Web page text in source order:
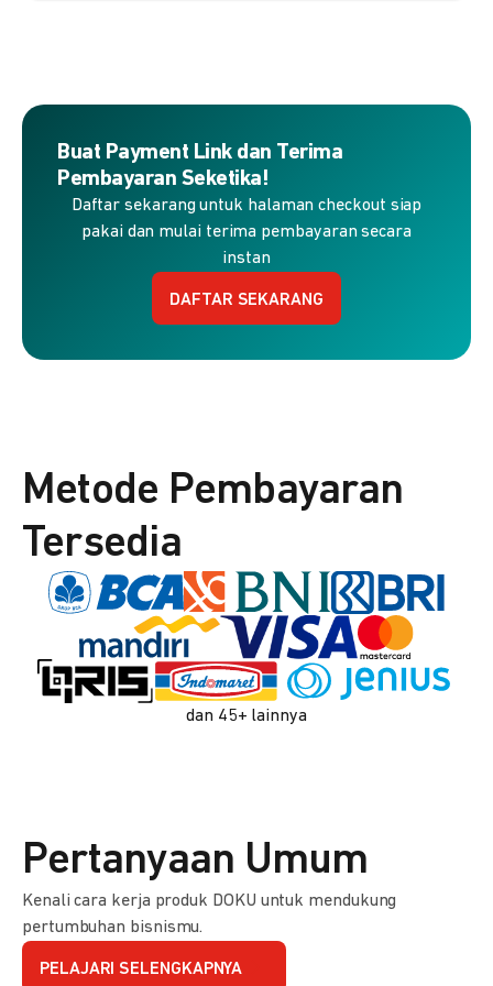
Buat Payment Link dan Terima
Pembayaran Seketika!
Daftar sekarang untuk halaman checkout siap
pakai dan mulai terima pembayaran secara
instan
DAFTAR SEKARANG
Metode Pembayaran
Tersedia
dan 45+ lainnya
Pertanyaan Umum
Kenali cara kerja produk DOKU untuk mendukung
pertumbuhan bisnismu.
PELAJARI SELENGKAPNYA